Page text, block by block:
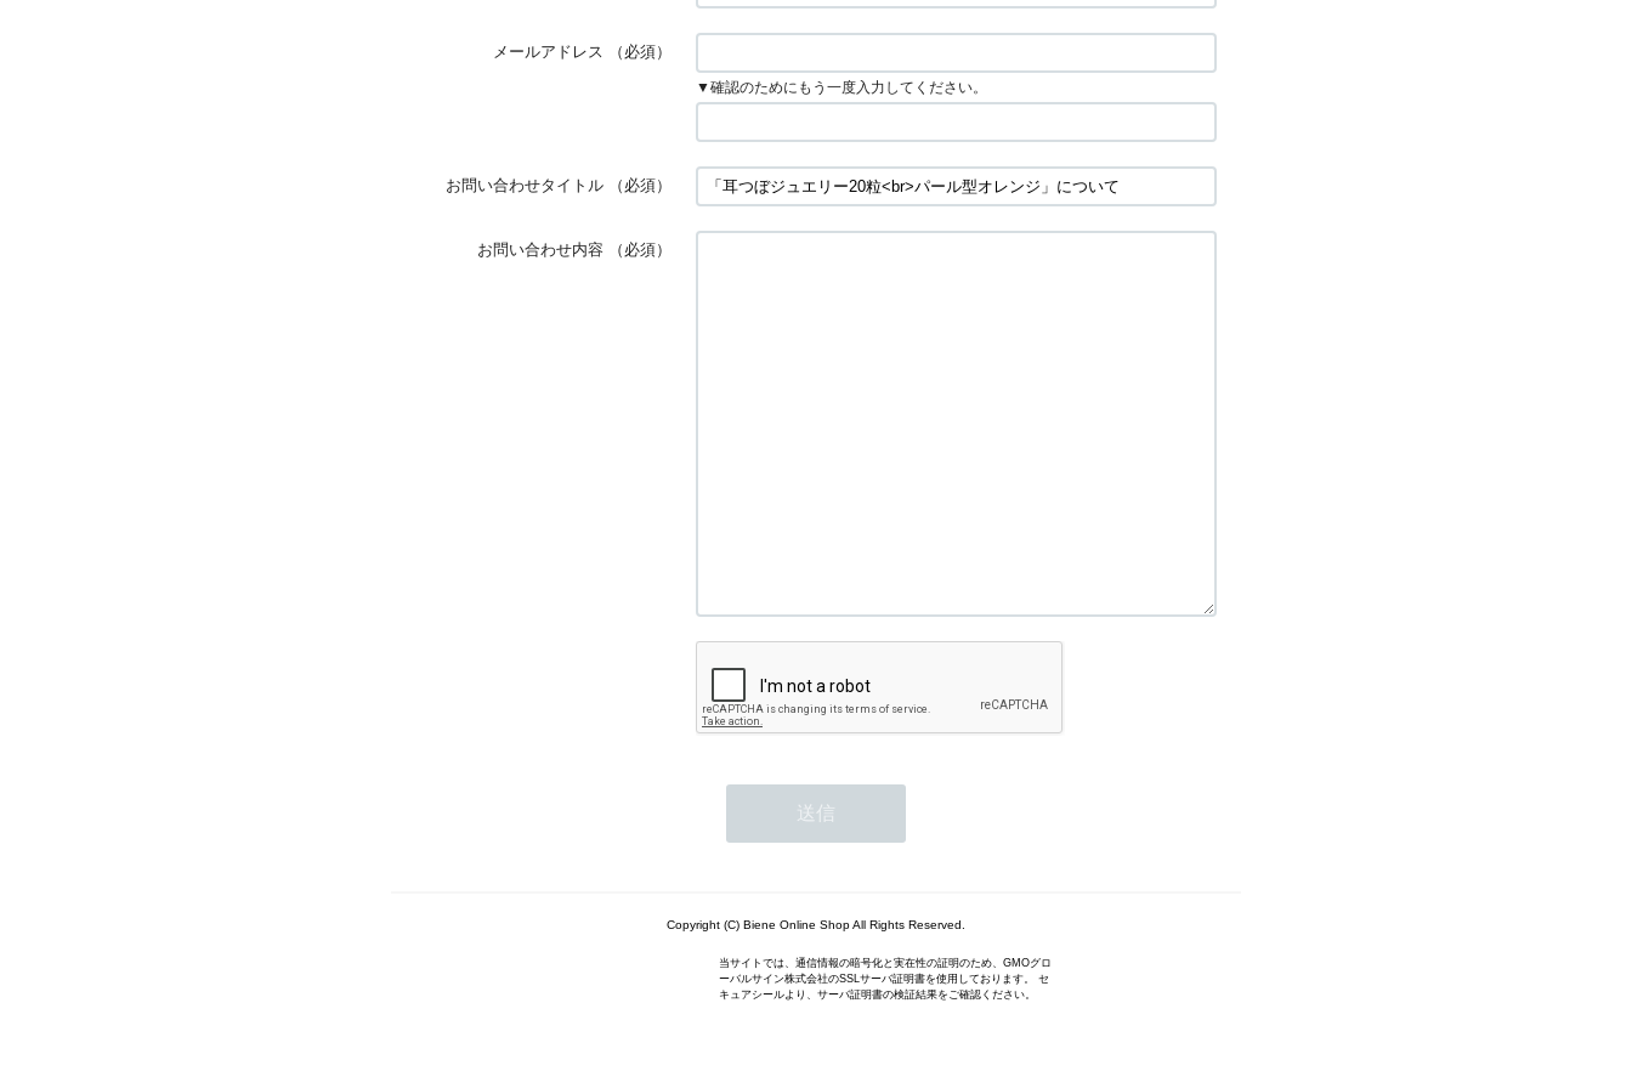
メールアドレス （必須）
▼確認のためにもう一度入力してください。
お問い合わせタイトル （必須）
お問い合わせ内容 （必須）
Copyright (C) Biene Online Shop All Rights Reserved.
当サイトでは、通信情報の暗号化と実在性の証明のため、GMOグロ
ーバルサイン株式会社のSSLサーバ証明書を使用しております。 セ
キュアシールより、サーバ証明書の検証結果をご確認ください。